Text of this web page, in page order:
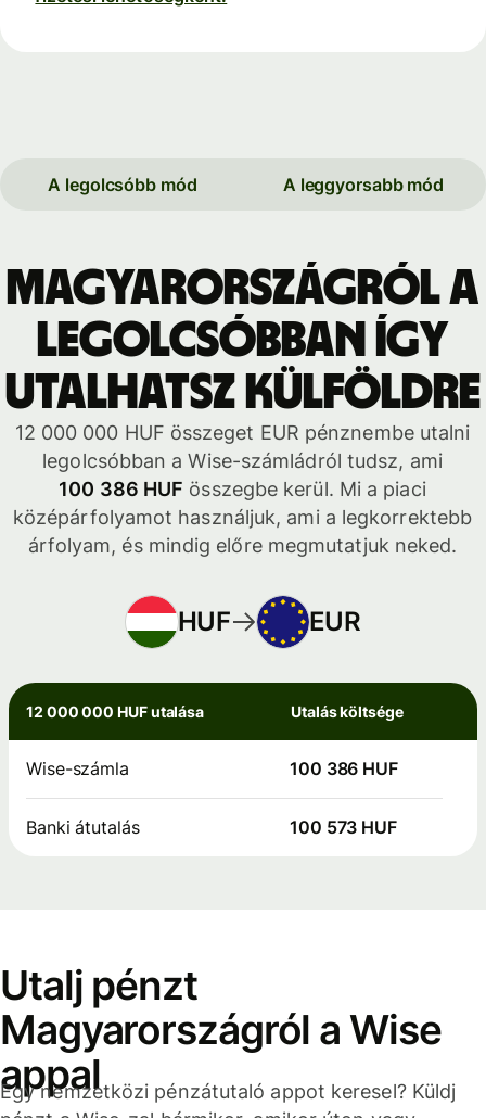
A legolcsóbb mód A leggyorsabb mód
Magyarországról a
legolcsóbban így
utalhatsz külföldre
12 000 000 HUF összeget EUR pénznembe utalni
legolcsóbban a Wise-számládról tudsz, ami
100 386 HUF összegbe kerül. Mi a piaci
középárfolyamot használjuk, ami a legkorrektebb
árfolyam, és mindig előre megmutatjuk neked.
HUF EUR
12 000 000 HUF utalása Utalás költsége
Wise-számla 100 386 HUF
Banki átutalás 100 573 HUF
Utalj pénzt
Magyarországról a Wise
appal
Egy nemzetközi pénzátutaló appot keresel? Küldj